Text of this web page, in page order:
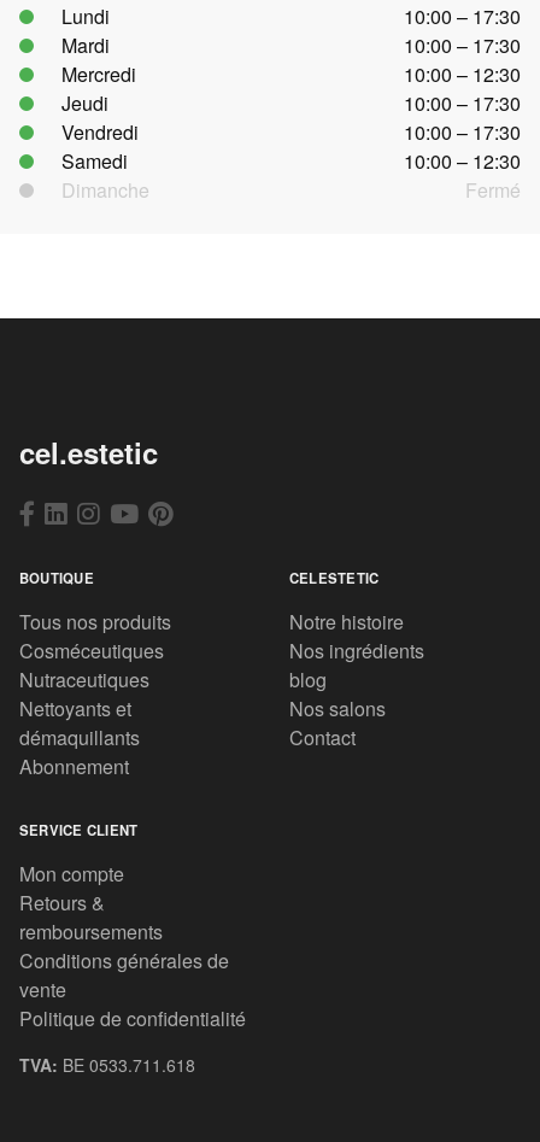
Lundi
10:00 – 17:30
Mardi
10:00 – 17:30
Mercredi
10:00 – 12:30
Jeudi
10:00 – 17:30
Vendredi
10:00 – 17:30
Samedi
10:00 – 12:30
Dimanche
Fermé
cel.estetic
BOUTIQUE
Tous nos produits
Cosméceutiques
Nutraceutiques
Nettoyants et
démaquillants
Abonnement
CELESTETIC
Notre histoire
Nos ingrédients
blog
Nos salons
Contact
SERVICE CLIENT
Mon compte
Retours &
remboursements
Conditions générales de
vente
Politique de confidentialité
TVA: BE 0533.711.618